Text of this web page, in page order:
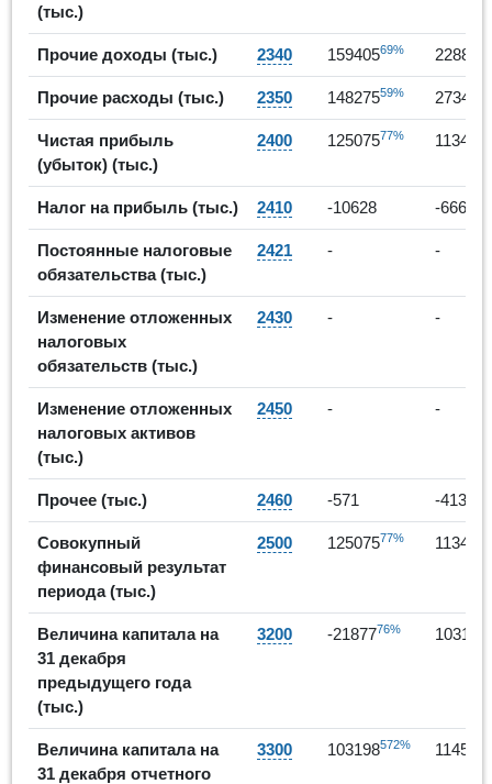
(тыс.)
Прочие доходы (тыс.) 2340 15940569% 228823
Прочие расходы (тыс.) 2350 14827559% 273435
Чистая прибыль
(убыток) (тыс.)
2400 12507577% 11341
Налог на прибыль (тыс.) 2410 -10628 -6667
Постоянные налоговые
обязательства (тыс.)
2421 - -
Изменение отложенных
налоговых
обязательств (тыс.)
2430 - -
Изменение отложенных
налоговых активов
(тыс.)
2450 - -
Прочее (тыс.) 2460 -571 -4138
Совокупный
финансовый результат
периода (тыс.)
2500 12507577% 11341
Величина капитала на
31 декабря
предыдущего года
(тыс.)
3200 -2187776% 103198
Величина капитала на
31 декабря отчетного
3300 103198572% 114539